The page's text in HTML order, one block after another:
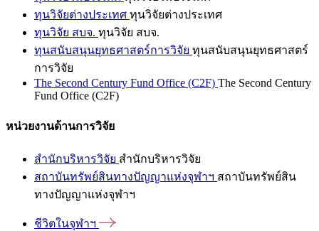
ทุนวิจัยต่างประเทศ ทุนวิจัยต่างประเทศ
ทุนวิจัย สบจ. ทุนวิจัย สบจ.
ทุนสนับสนุนยุทธศาสตร์การวิจัย ทุนสนับสนุนยุทธศาสตร์
การวิจัย
The Second Century Fund Office (C2F) The Second Century
Fund Office (C2F)
หน่วยงานด้านการวิจัย
สำนักบริหารวิจัย สำนักบริหารวิจัย
สถาบันทรัพย์สินทางปัญญาแห่งจุฬาฯ สถาบันทรัพย์สิน
ทางปัญญาแห่งจุฬาฯ
ชีวิตในจุฬาฯ